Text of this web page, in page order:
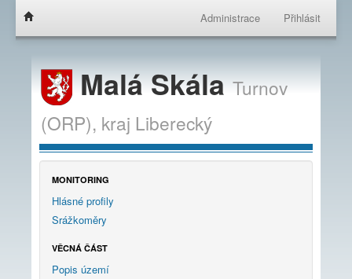
Administrace Přihlásit
Malá SkálaTurnov
(ORP), kraj Liberecký
MONITORING
Hlásné profily
Srážkoměry
VĚCNÁ ČÁST
Popis území